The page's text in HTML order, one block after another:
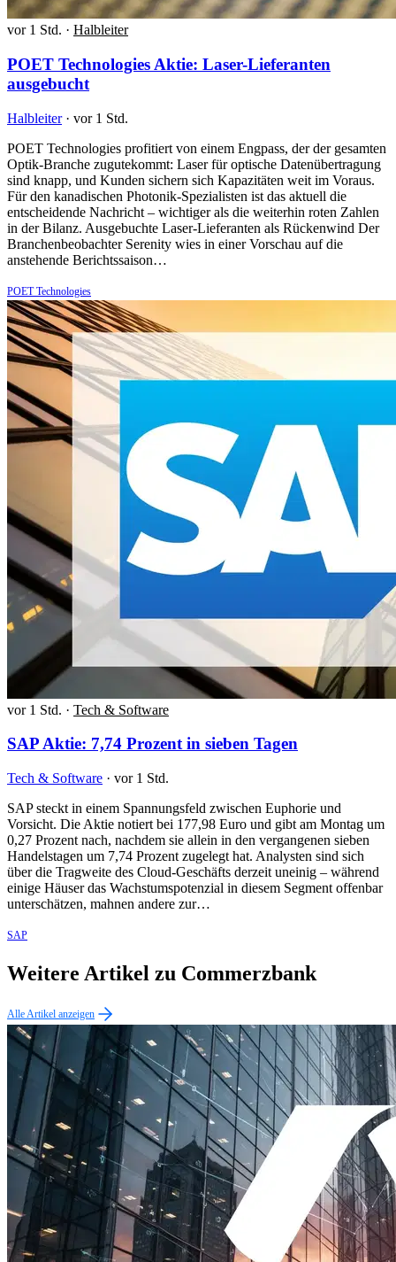
vor 1 Std. · Halbleiter
POET Technologies Aktie: Laser-Lieferanten
ausgebucht
Halbleiter · vor 1 Std.
POET Technologies profitiert von einem Engpass, der der gesamten
Optik-Branche zugutekommt: Laser für optische Datenübertragung
sind knapp, und Kunden sichern sich Kapazitäten weit im Voraus.
Für den kanadischen Photonik-Spezialisten ist das aktuell die
entscheidende Nachricht – wichtiger als die weiterhin roten Zahlen
in der Bilanz. Ausgebuchte Laser-Lieferanten als Rückenwind Der
Branchenbeobachter Serenity wies in einer Vorschau auf die
anstehende Berichtssaison…
POET Technologies
vor 1 Std. · Tech & Software
SAP Aktie: 7,74 Prozent in sieben Tagen
Tech & Software · vor 1 Std.
SAP steckt in einem Spannungsfeld zwischen Euphorie und
Vorsicht. Die Aktie notiert bei 177,98 Euro und gibt am Montag um
0,27 Prozent nach, nachdem sie allein in den vergangenen sieben
Handelstagen um 7,74 Prozent zugelegt hat. Analysten sind sich
über die Tragweite des Cloud-Geschäfts derzeit uneinig – während
einige Häuser das Wachstumspotenzial in diesem Segment offenbar
unterschätzen, mahnen andere zur…
SAP
Weitere Artikel zu Commerzbank
Alle Artikel anzeigen